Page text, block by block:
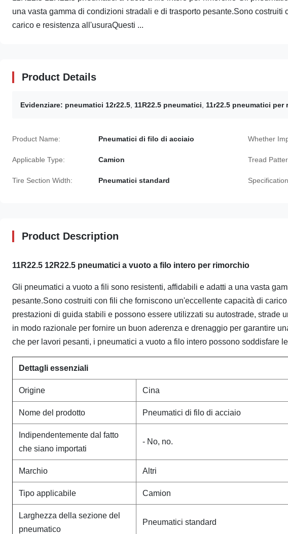
una vasta gamma di condizioni stradali e di trasporto pesante.Sono
carico e resistenza all'usuraQuesti ...
Product Details
Evidenziare: pneumatici 12r22.5 11R22.5 pneumatici 11r22.5 pneumatici per
Product Name: Pneumatici di filo di acciaio Whether
Applicable Type: Camion Tread
Tire Section Width: Pneumatici standard
Product Description
11R22.5 12R22.5 pneumatici a vuoto a filo intero per rimorchio
Gli pneumatici a vuoto a fili sono resistenti, affidabili e adatti a una vasta
pesante.Sono costruiti con fili che forniscono un'eccellente capacità di
prestazioni di guida stabili e possono essere utilizzati su autostrade, strade
in modo razionale per fornire un buon aderenza e drenaggio per garantire
che per lavori pesanti, i pneumatici a vuoto a filo intero possono soddisfare
Dettagli essenziali
Origine Cina
Nome del prodotto Pneumatici di filo di acciaio
Indipendentemente dal fatto
che siano importati
- No, no.
Marchio Altri
Tipo applicabile Camion
Larghezza della sezione del
pneumatico
Pneumatici standard